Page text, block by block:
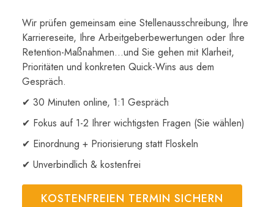
Wir prüfen gemeinsam eine Stellenausschreibung, Ihre
Karriereseite, Ihre Arbeitgeberbewertungen oder Ihre
Retention-Maßnahmen...und Sie gehen mit Klarheit,
Prioritäten und konkreten Quick-Wins aus dem
Gespräch.
✔ 30 Minuten online, 1:1 Gespräch
✔ Fokus auf 1-2 Ihrer wichtigsten Fragen (Sie wählen)
✔ Einordnung + Priorisierung statt Floskeln
✔ Unverbindlich & kostenfrei
KOSTENFREIEN TERMIN SICHERN